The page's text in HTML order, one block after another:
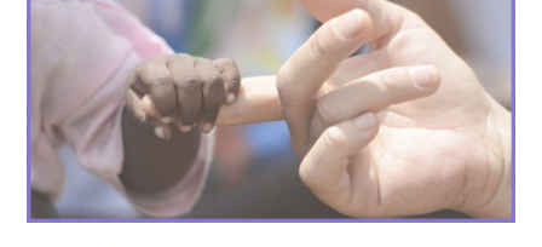
2019?
Algumas
considerações
básicas